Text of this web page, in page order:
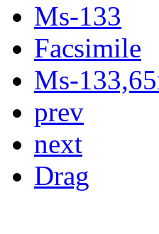
Ms-133
Facsimile
Ms-
prev
next
Drag